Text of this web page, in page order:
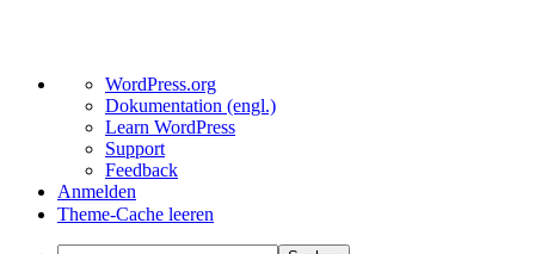
Über
WordPress
WordPress.org
Dokumentation (engl.)
Learn WordPress
Support
Feedback
Anmelden
Theme-Cache leeren